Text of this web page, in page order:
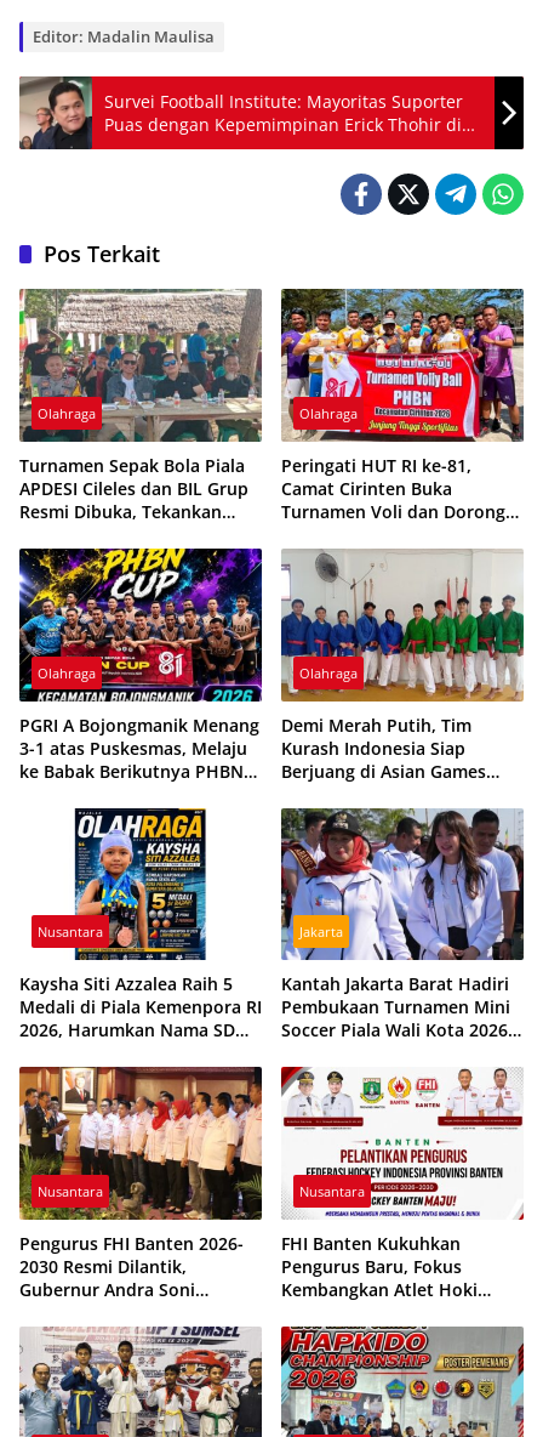
Editor: Madalin Maulisa
Survei Football Institute: Mayoritas Suporter
Puas dengan Kepemimpinan Erick Thohir di
PSSI
Pos Terkait
Olahraga
Turnamen Sepak Bola Piala
APDESI Cileles dan BIL Grup
Resmi Dibuka, Tekankan
Olahraga
Peringati HUT RI ke-81,
Camat Cirinten Buka
Turnamen Voli dan Dorong
Olahraga
PGRI A Bojongmanik Menang
3-1 atas Puskesmas, Melaju
ke Babak Berikutnya PHBN
Olahraga
Demi Merah Putih, Tim
Kurash Indonesia Siap
Berjuang di Asian Games
Ketidakpastian
Nusantara
Kaysha Siti Azzalea Raih 5
Medali di Piala Kemenpora RI
2026, Harumkan Nama SD
Jakarta
Kantah Jakarta Barat Hadiri
Pembukaan Turnamen Mini
Soccer Piala Wali Kota 2026,
Kebersamaan Pemuda
Nusantara
Pengurus FHI Banten 2026-
2030 Resmi Dilantik,
Gubernur Andra Soni
Nusantara
FHI Banten Kukuhkan
Pengurus Baru, Fokus
Kembangkan Atlet Hoki